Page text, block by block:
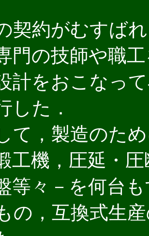
契約がむすば
門の技師や職
計をおこなっ
した．
て，製造のた
工機，圧延・
等々－を何台
の，互換式生